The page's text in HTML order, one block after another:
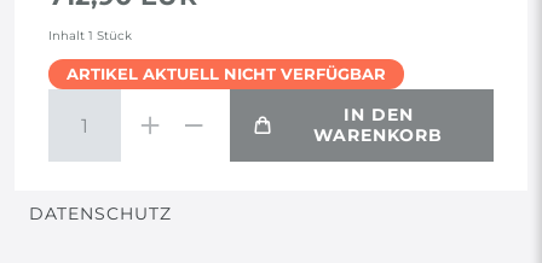
Inhalt 1 Stück
ARTIKEL AKTUELL NICHT VERFÜGBAR
IN DEN
WARENKORB
AGB
WIDERRUF
DATENSCHUTZ